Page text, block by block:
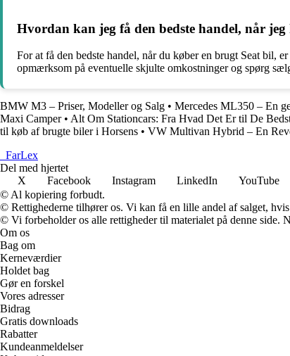
Hvordan kan jeg få den bedste handel, når
For at få den bedste handel, når du køber en brugt Seat
opmærksom på eventuelle skjulte omkostninger og spørg
BMW M3 – Priser, Modeller og Salg • Mercedes ML350 – En
Maxi Camper• Alt Om Stationcars: Fra Hvad Det Er til De
til køb af brugte biler i Horsens • VW Multivan Hybrid – En
FarLex
Del med hjertet
X
Facebook Instagram LinkedIn YouTube
© Al kopiering forbudt.
© Rettighederne tilhører os. Vi kan få en lille andel af salget,
© Vi forbeholder os alle rettigheder til materialet på denne
Om os
Bag om
Kerneværdier
Holdet bag
Gør en forskel
Vores adresser
Bidrag
Gratis downloads
Rabatter
Kundeanmeldelser